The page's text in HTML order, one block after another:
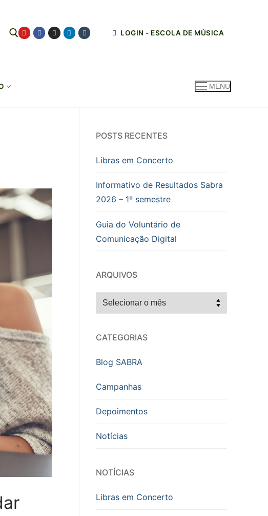
LOGIN - ESCOLA DE MÚSICA
MENU
POSTS RECENTES
Libras em Concerto
Informativo de Resultados Sabra
2026 – 1º semestre
Guia do Voluntário de
Comunicação Digital
ARQUIVOS
Arquivos
CATEGORIAS
Blog SABRA
Campanhas
Depoimentos
Notícias
NOTÍCIAS
Libras em Concerto